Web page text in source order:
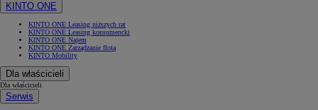
KINTO ONE
KINTO ONE Leasing niższych rat
KINTO ONE Leasing konsumencki
KINTO ONE Najem
KINTO ONE Zarządzanie flotą
KINTO Mobility
Dla właścicieli
Dla właścicieli
Serwis